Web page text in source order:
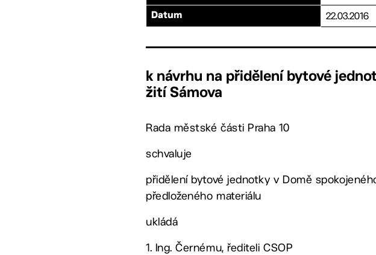
Datum 22.03.2016
k návrhu na přidělení bytové
žití Sámova
Rada městské části Praha 10
schvaluje
přidělení bytové jednotky v Domě
předloženého materiálu
ukládá
1. Ing. Černému, řediteli CSOP